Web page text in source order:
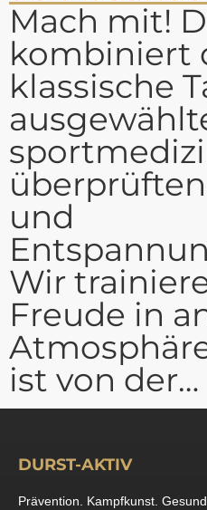
Mach mit!
kombiniert
klassische
und
Wir
Freude in
ist von der…
DURST-AKTIV
Prävention. Kampfkunst.